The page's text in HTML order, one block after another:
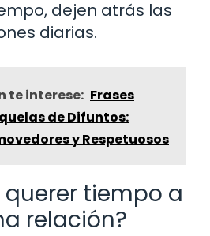
dejen atrás las
diarias.
te interese: Frases
de Difuntos:
y Respetuosos
querer tiempo a
relación?